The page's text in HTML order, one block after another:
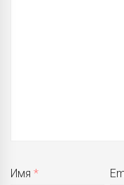
Имя*